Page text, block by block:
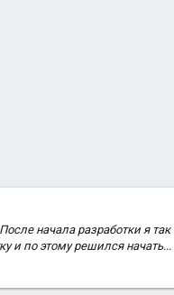
начала разработки я
и по этому решился начать...